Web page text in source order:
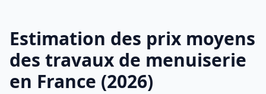
Estimation des prix moyens
des travaux de menuiserie
en France (2026)